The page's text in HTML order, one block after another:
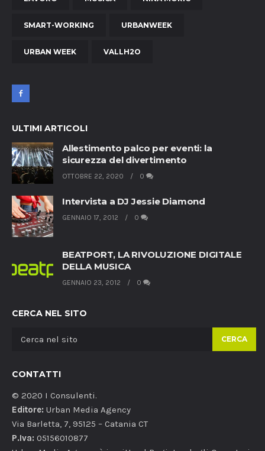
SMART-WORKING URBANWEEK
URBAN WEEK VALLH2O
ULTIMI ARTICOLI
Allestimento palco per eventi: la
sicurezza del divertimento
OTTOBRE 22, 2020 0
Intervista a DJ Jessie Diamond
GENNAIO 17, 2012 0
BEATPORT, LA RIVOLUZIONE DIGITALE
DELLA MUSICA
GENNAIO 23, 2012 0
CERCA NEL SITO
CERCA
CONTATTI
© 2020 I Consulenti.
Editore: Urban Media Agency
Via Barletta, 7, 95125 – Catania CT
P.Iva: 05156010877